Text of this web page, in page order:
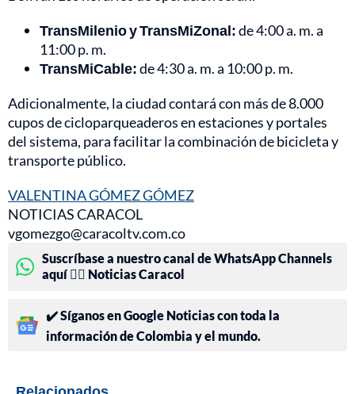
TransMilenio y TransMiZonal:de 4:00 a. m. a
11:00 p. m.
TransMiCable:de 4:30 a. m. a 10:00 p. m.
Adicionalmente, la ciudad contará con más de 8.000
cupos de cicloparqueaderos en estaciones y portales
del sistema, para facilitar la combinación de bicicleta y
transporte público.
VALENTINA GÓMEZ GÓMEZ
NOTICIAS CARACOL
vgomezgo@caracoltv.com.co
Suscríbase a nuestro canal de WhatsApp Channels
aquí 👉🏻 Noticias Caracol
✔️ Síganos en Google Noticias con toda la
información de Colombia y el mundo.